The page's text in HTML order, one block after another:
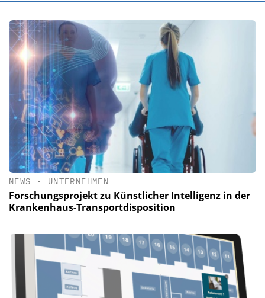
NEWS • UNTERNEHMEN
Forschungsprojekt zu Künstlicher Intelligenz in der
Krankenhaus-Transportdisposition